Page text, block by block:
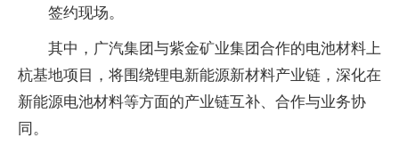
签约现场。
其中，广汽集团与紫金矿业集团合作的电池材料上
杭基地项目，将围绕锂电新能源新材料产业链，深化在
新能源电池材料等方面的产业链互补、合作与业务协
同。